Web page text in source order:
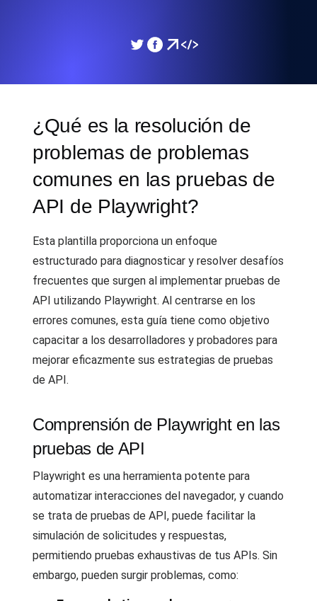
¿Qué es la resolución de
problemas de problemas
comunes en las pruebas de
API de Playwright?
Esta plantilla proporciona un enfoque
estructurado para diagnosticar y resolver desafíos
frecuentes que surgen al implementar pruebas de
API utilizando Playwright. Al centrarse en los
errores comunes, esta guía tiene como objetivo
capacitar a los desarrolladores y probadores para
mejorar eficazmente sus estrategias de pruebas
de API.
Comprensión de Playwright en las
pruebas de API
Playwright es una herramienta potente para
automatizar interacciones del navegador, y cuando
se trata de pruebas de API, puede facilitar la
simulación de solicitudes y respuestas,
permitiendo pruebas exhaustivas de tus APIs. Sin
embargo, pueden surgir problemas, como: